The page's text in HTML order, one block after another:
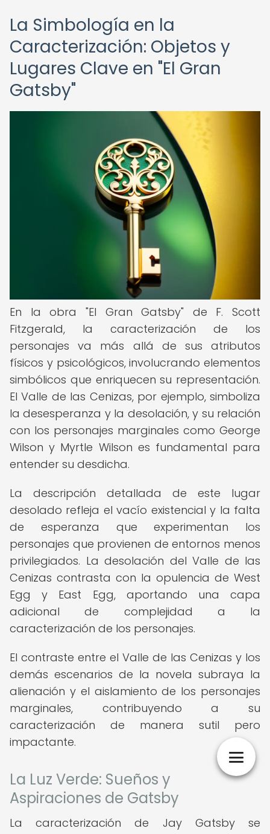
La Simbología en la
Caracterización: Objetos y
Lugares Clave en "El Gran
Gatsby"
En la obra "El Gran Gatsby" de F. Scott
Fitzgerald, la caracterización de los
personajes va más allá de sus atributos
físicos y psicológicos, involucrando elementos
simbólicos que enriquecen su representación.
El Valle de las Cenizas, por ejemplo, simboliza
la desesperanza y la desolación, y su relación
con los personajes marginales como George
Wilson y Myrtle Wilson es fundamental para
entender su desdicha.
La descripción detallada de este lugar
desolado refleja el vacío existencial y la falta
de esperanza que experimentan los
personajes que provienen de entornos menos
privilegiados. La desolación del Valle de las
Cenizas contrasta con la opulencia de West
Egg y East Egg, aportando una capa
adicional de complejidad a la
caracterización de los personajes.
El contraste entre el Valle de las Cenizas y los
demás escenarios de la novela subraya la
alienación y el aislamiento de los personajes
marginales, contribuyendo a su
caracterización de manera sutil pero
impactante.
La Luz Verde: Sueños y
Aspiraciones de Gatsby
La caracterización de Jay Gatsby se